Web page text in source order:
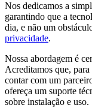
Nos dedicamos a
garantindo que a
dia, e não um
privacidade.
Nossa abordagem é
Acreditamos que,
contar com um
ofereça um suporte
sobre instalação e uso.